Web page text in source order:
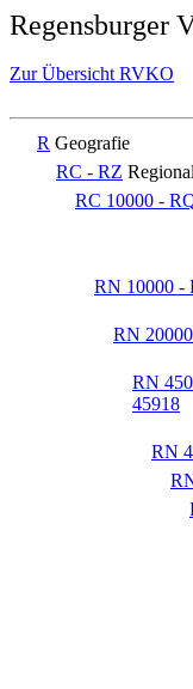
Regensburger
Zur Übersicht RVKO
R Geografie
RC - RZ
RC 10000 -
RN 10000 -
RN
RN
45918
RN